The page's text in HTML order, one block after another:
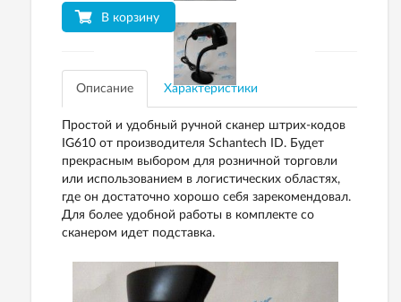
В корзину
Описание Характеристики
Простой и удобный ручной сканер штрих-кодов
IG610 от производителя Schantech ID. Будет
прекрасным выбором для розничной торговли
или использованием в логистических областях,
где он достаточно хорошо себя зарекомендовал.
Для более удобной работы в комплекте со
сканером идет подставка.